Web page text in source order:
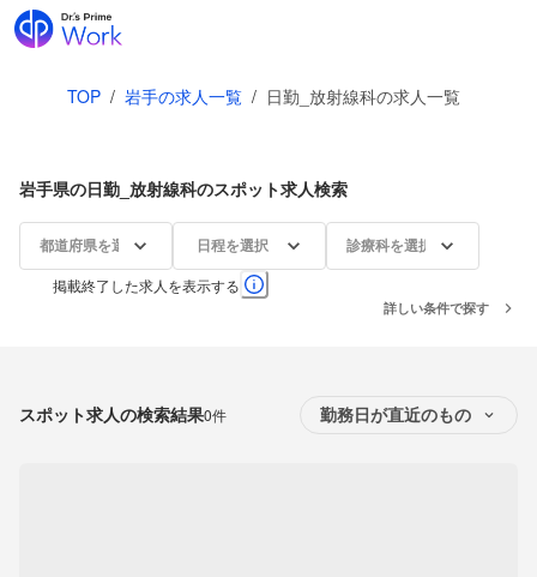
TOP / 岩手の求人一覧 / 日勤_放射線科の求人一覧
岩手県の日勤_放射線科のスポット求人検索
都道府県を選択 日程を選択 診療科を選択
掲載終了した求人を表示する
詳しい条件で探す
スポット求人の検索結果0件 勤務日が直近のもの